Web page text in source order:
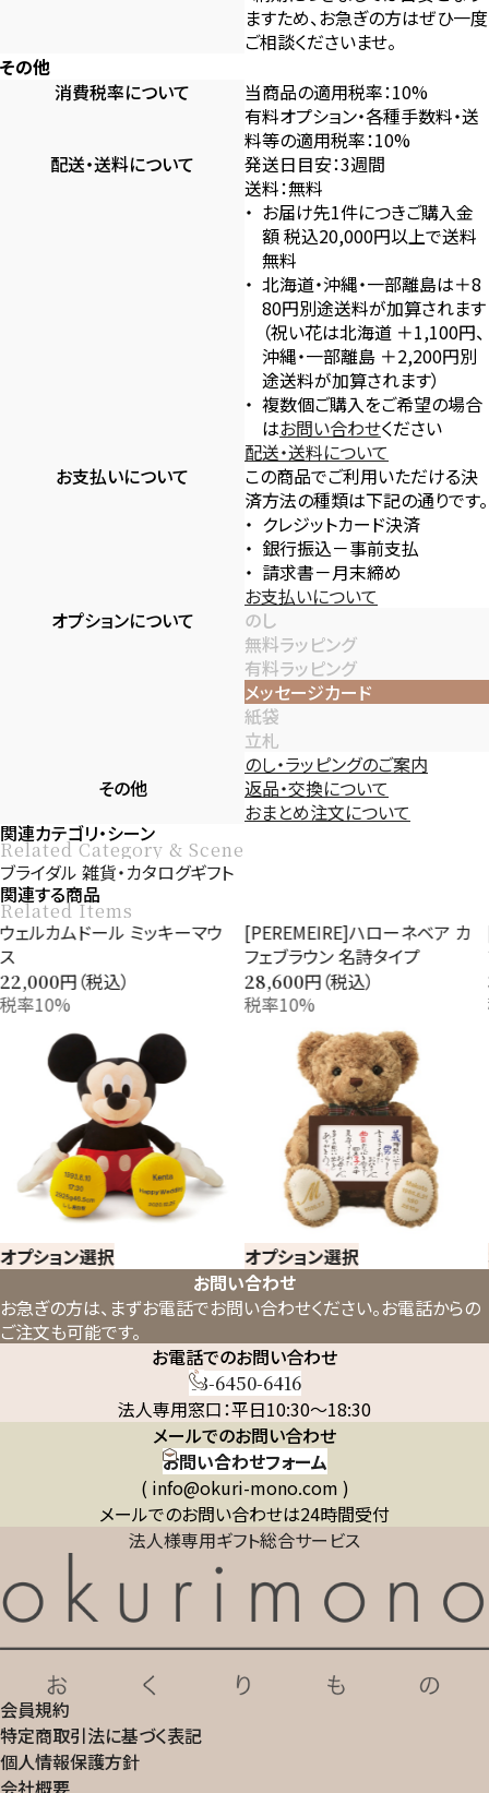
ますため、お急ぎの方はぜひ一度
ご相談くださいませ。
その他
消費税率について
当商品の適用税率：10%
有料オプション・各種手数料・送
料等の適用税率：10%
配送・送料について
発送日目安：3週間
送料：無料
お届け先1件につきご購入金
額 税込20,000円以上で送料
無料
北海道・沖縄・一部離島は＋8
80円別途送料が加算されます
（祝い花は北海道 ＋1,100円、
沖縄・一部離島 ＋2,200円別
途送料が加算されます）
複数個ご購入をご希望の場合
はお問い合わせください
配送・送料について
お支払いについて
この商品でご利用いただける決
済方法の種類は下記の通りです。
クレジットカード決済
銀行振込－事前支払
請求書－月末締め
お支払いについて
オプションについて
のし
無料ラッピング
有料ラッピング
メッセージカード
紙袋
立札
のし・ラッピングのご案内
その他
返品・交換について
おまとめ注文について
関連カテゴリ・シーン
Related Category & Scene
ブライダル 雑貨・カタログギフト
関連する商品
Related Items
ウェルカムドール ミッキーマウ
ス
22,000円（税込）
税率10%
オプション選択
[PEREMEIRE]ハローネベア カ
フェブラウン 名詩タイプ
28,600円（税込）
税率10%
オプション選択
お問い合わせ
お急ぎの方は、まずお電話でお問い合わせください。お電話からの
ご注文も可能です。
お電話でのお問い合わせ
03-6450-6416
法人専用窓口：平日10:30～18:30
メールでのお問い合わせ
お問い合わせフォーム
( info@okuri-mono.com )
メールでのお問い合わせは24時間受付
法人様専用ギフト総合サービス
会員規約
特定商取引法に基づく表記
個人情報保護方針
会社概要